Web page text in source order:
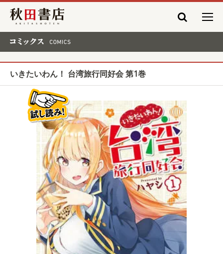
秋田書店
いきたいわん！ 台湾旅行同好会 第1巻